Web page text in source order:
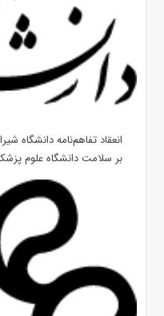
انعقاد تفاهم‌نامه دانشگاه
بر سلامت دانشگاه علوم